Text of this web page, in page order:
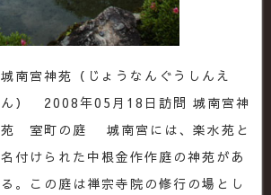
城南宮神苑（じょうなんぐうしんえ
ん） 2008年05月18日訪問 城南宮神
苑 室町の庭 城南宮には、楽水苑と
名付けられた中根金作作庭の神苑があ
る。この庭は禅宗寺院の修行の場とし